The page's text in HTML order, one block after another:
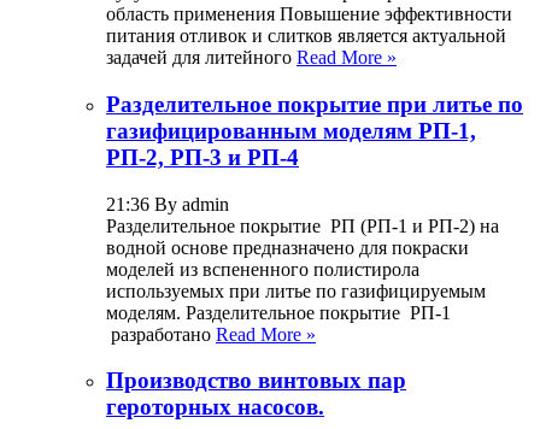
область применения Повышение эффективности
питания отливок и слитков является актуальной
задачей для литейного Read More »
Разделительное покрытие при литье по
газифицированным моделям РП-1,
РП-2, РП-3 и РП-4
21:36 By admin
Разделительное покрытие РП (РП-1 и РП-2) на
водной основе предназначено для покраски
моделей из вспененного полистирола
используемых при литье по газифицируемым
моделям. Разделительное покрытие РП-1
разработано Read More »
Производство винтовых пар
героторных насосов.